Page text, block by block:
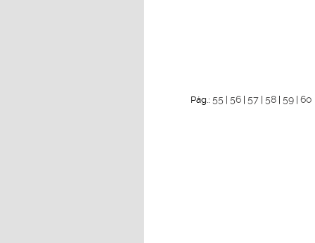
Pág.:55 |56 |57 |58 |59 |60